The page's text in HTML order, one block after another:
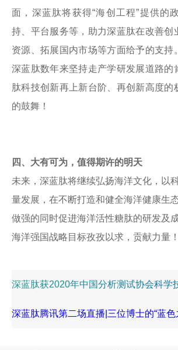
面，深蓝肽将获得“海创工程”提供的
持、平台服务等，助力深蓝肽在改善创
资源、拓展国内市场等方面给予的支持
深蓝肽数年来坚持走产学研发展道路的
肽科技创新再上新台阶、再创新高度的
的鼓舞！
四、大有可为，值得期许的明天
未来，深蓝肽将继续弘扬海洋文化，以
量发展，在不断打造和健全海洋健康生
做强的同时促进海洋活性糖肽的研发及
海洋强国战略目标孜孜以求，贡献力量！
深蓝肽获2020年中国分析测试协会科学
深蓝肽腾讯第二场直播|三位博士的“蓝色